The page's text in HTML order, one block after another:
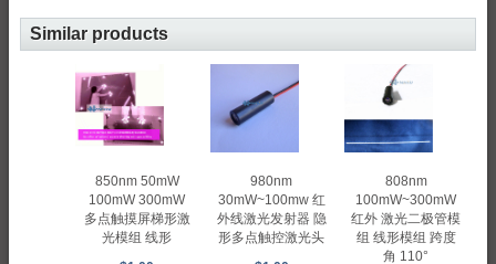
Similar products
850nm 50mW
100mW 300mW
多点触摸屏梯形激
光模组 线形
980nm
30mW~100mw 红
外线激光发射器 隐
形多点触控激光头
808nm
100mW~300mW
红外 激光二极管模
组 线形模组 跨度
角 110°